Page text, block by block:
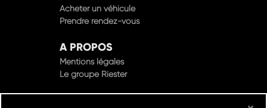
Acheter un véhicule
Prendre rendez-vous
A PROPOS
Mentions légales
Le groupe Riester